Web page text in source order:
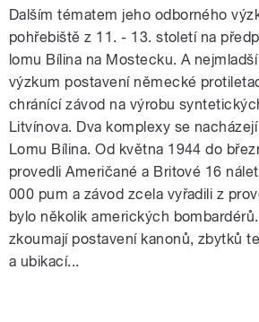
Dalším tématem jeho odborného
pohřebiště z 11. - 13. století na
lomu Bílina na Mostecku. A
výzkum postavení německé
chránící závod na výrobu
Litvínova. Dva komplexy se
Lomu Bílina. Od května 1944 do
provedli Američané a Britové 16
000 pum a závod zcela vyřadili z
bylo několik amerických
zkoumají postavení kanonů, zbytků
a ubikací...